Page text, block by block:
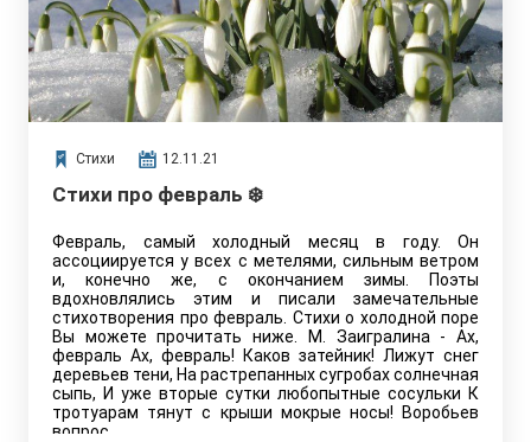
Стихи 12.11.21
Cтихи про февраль ❄️
Февраль, самый холодный месяц в году. Он
ассоциируется у всех с метелями, сильным ветром
и, конечно же, с окончанием зимы. Поэты
вдохновлялись этим и писали замечательные
стихотворения про февраль. Стихи о холодной поре
Вы можете прочитать ниже. М. Заигралина - Ах,
февраль Ах, февраль! Каков затейник! Лижут снег
деревьев тени, На растрепанных сугробах солнечная
сыпь, И уже вторые сутки любопытные сосульки К
тротуарам тянут с крыши мокрые носы! Воробьев
вопрос…